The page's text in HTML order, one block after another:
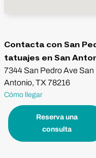
Contacta con San
tatuajes en San
7344 San Pedro Ave San
Antonio, TX 78216
Cómo llegar
Reserva una
consulta